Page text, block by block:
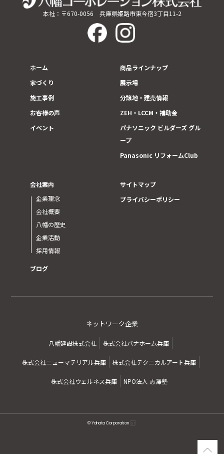
本社：〒670-0056 兵庫県姫路市東今宿3丁目11-2
ホーム
家づくり
施工事例
お客様の声
イベント
商品ラインナップ
展示場
分譲地・建売情報
ZEH・LCCM・補助金
パナソニック ビルダーズ グル
ープ
Panasonic リフォームClub
会社案内
企業理念
会社概要
八幡の歴史
企業活動
採用情報
ブログ
サイトマップ
プライバシーポリシー
ネットワーク企業
八幡建設株式会社 株式会社パナホーム兵庫
株式会社ニューマテリアル兵庫 株式会社テクニカルアート兵庫
株式会社ウェルネス兵庫 NPO法人 志澤塾
© Yahata Corporation